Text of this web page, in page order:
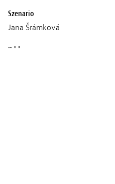
Szenario
Jana Šrámková
Bild